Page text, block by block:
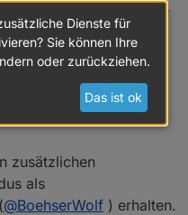
Player-attribute
favoriten widget
zusätzlichen
als
@BoehserWolf ) erhalten.
Dienste für
Sie können Ihre
oder zurückziehen.
Das ist ok